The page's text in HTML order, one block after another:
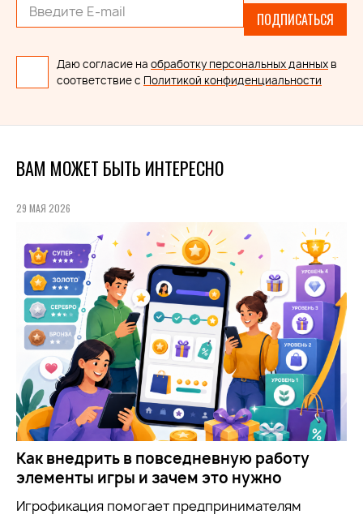
ПОДПИСАТЬСЯ
Даю согласие на обработку персональных данных в
соответствие с Политикой конфиденциальности
ВАМ МОЖЕТ БЫТЬ ИНТЕРЕСНО
29 МАЯ 2026
Как внедрить в повседневную работу
элементы игры и зачем это нужно
Игрофикация помогает предпринимателям